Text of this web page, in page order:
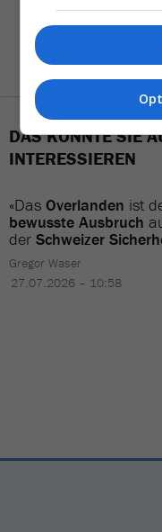
DAS KÖNNTE SIE
INTERESSIEREN
«Das Overlanden ist
bewusste Ausbruch
der Schweizer
Gregor Waser
27.07.2026 – 10:58